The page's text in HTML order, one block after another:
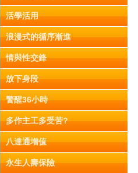
活學活用
浪漫式的循序漸進
情與性交鋒
放下身段
警醒36小時
多作主工多受苦?
八達通增值
永生人壽保險